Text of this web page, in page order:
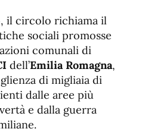
il circolo richiama il
sociali promosse
comunali di
dell’Emilia Romagna,
di migliaia di
dalle aree più
e dalla guerra